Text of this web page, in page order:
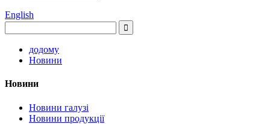
English
додому
Новини
Новини
Новини галузі
Новини продукції